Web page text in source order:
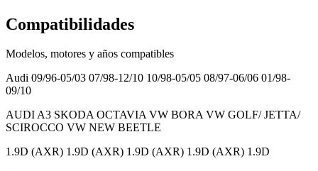
Compatibilidades
Modelos, motores y años compatibles
Audi 09/96-05/03 07/98-12/10 10/98-05/05 08/97-06/06 01/98-
09/10
AUDI A3 SKODA OCTAVIA VW BORA VW GOLF/ JETTA/
SCIROCCO VW NEW BEETLE
1.9D (AXR) 1.9D (AXR) 1.9D (AXR) 1.9D (AXR) 1.9D